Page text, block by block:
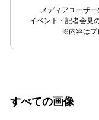
メディアユーザ
イベント・記者会見
※内容はプ
すべての画像